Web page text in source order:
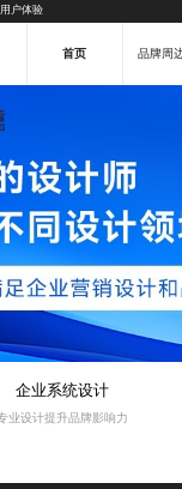
户体验
首页 品牌周
企业系统设计
业设计提升品牌影响力